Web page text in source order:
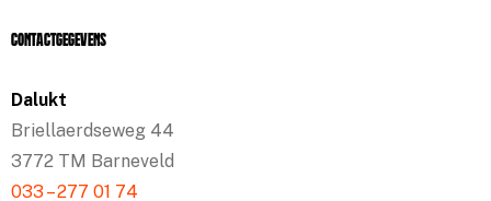
Contactgegevens
Dalukt
Briellaerdseweg 44
3772 TM Barneveld
033 – 277 01 74